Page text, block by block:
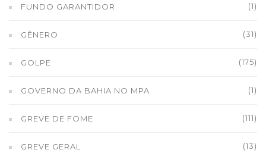
FUNDO GARANTIDOR (1)
GÊNERO (31)
GOLPE (175)
GOVERNO DA BAHIA NO MPA (1)
GREVE DE FOME (111)
GREVE GERAL (13)